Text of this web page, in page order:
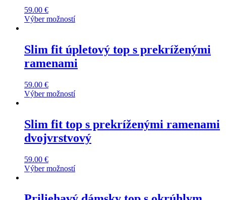
59.00 €
Výber možností
has
multiple
variants.
options
may
be
on
the
product
page
Slim fit úpletový top s prekríženými
ramenami
59.00 €
Výber možností
has
multiple
variants.
options
may
be
on
Slim fit top s prekríženými ramenami
dvojvrstvový
59.00 €
Výber možností
has